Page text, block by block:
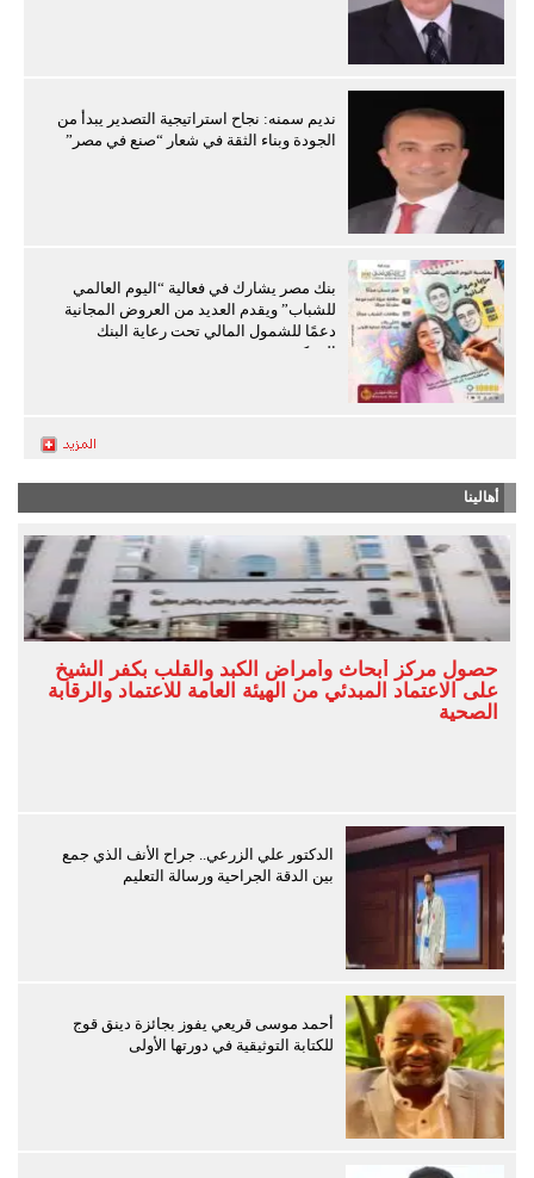
نديم سمنه: نجاح استراتيجية التصدير يبدأ من
الجودة وبناء الثقة في شعار “صنع في مصر”
بنك مصر يشارك في فعالية “اليوم العالمي
للشباب” ويقدم العديد من العروض المجانية
دعمًا للشمول المالي تحت رعاية البنك
المركزي
أهالينا
حصول مركز أبحاث وأمراض الكبد والقلب بكفر الشيخ
على الاعتماد المبدئي من الهيئة العامة للاعتماد والرقابة
الصحية
الدكتور علي الزرعي.. جراح الأنف الذي جمع
بين الدقة الجراحية ورسالة التعليم
أحمد موسى قريعي يفوز بجائزة دينق قوج
للكتابة التوثيقية في دورتها الأولى